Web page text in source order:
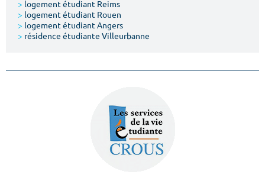
> logement étudiant Reims
> logement étudiant Rouen
> logement étudiant Angers
> résidence étudiante Villeurbanne